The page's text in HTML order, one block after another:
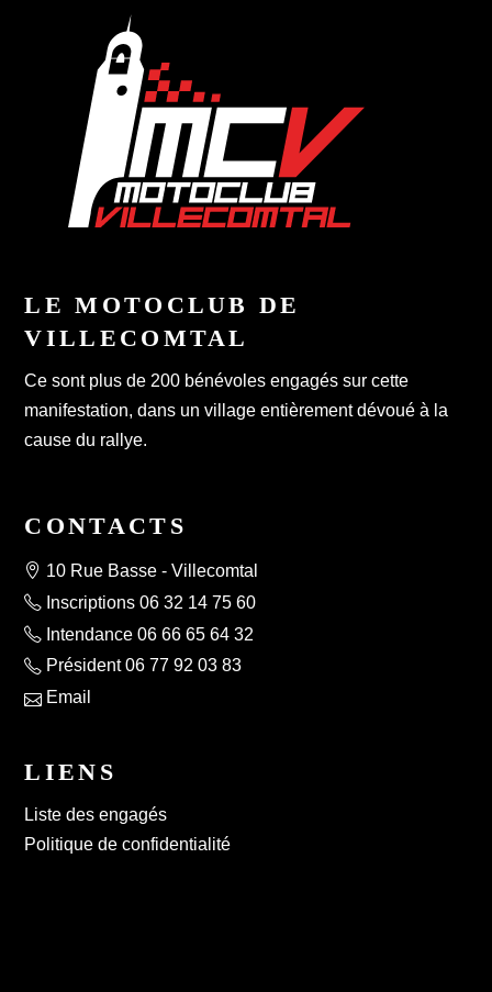
LE MOTOCLUB DE
VILLECOMTAL
Ce sont plus de 200 bénévoles engagés sur cette
manifestation, dans un village entièrement dévoué à la
cause du rallye.
CONTACTS
10 Rue Basse - Villecomtal
Inscriptions 06 32 14 75 60
Intendance 06 66 65 64 32
Président 06 77 92 03 83
Email
LIENS
Liste des engagés
Politique de confidentialité